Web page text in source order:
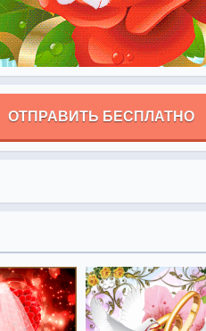
ОТПРАВИТЬ БЕСПЛАТНО